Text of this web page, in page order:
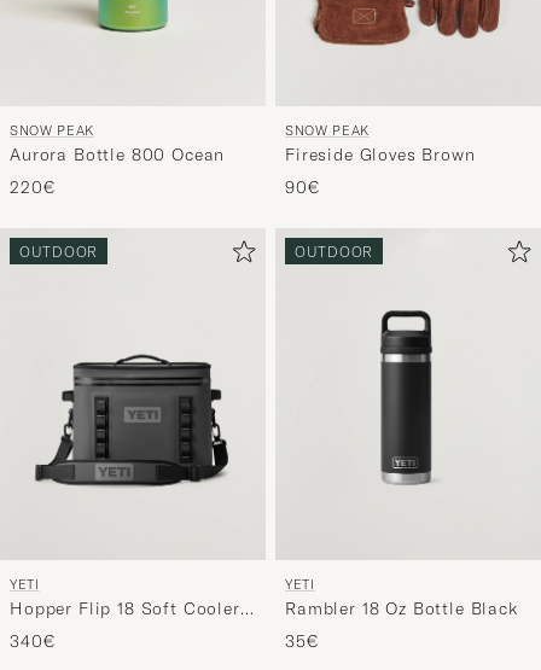
SNOW PEAK
Aurora Bottle 800 Ocean
220€
SNOW PEAK
Fireside Gloves Brown
90€
OUTDOOR
YETI
Hopper Flip 18 Soft Cooler
Charcoal
340€
OUTDOOR
YETI
Rambler 18 Oz Bottle Black
35€